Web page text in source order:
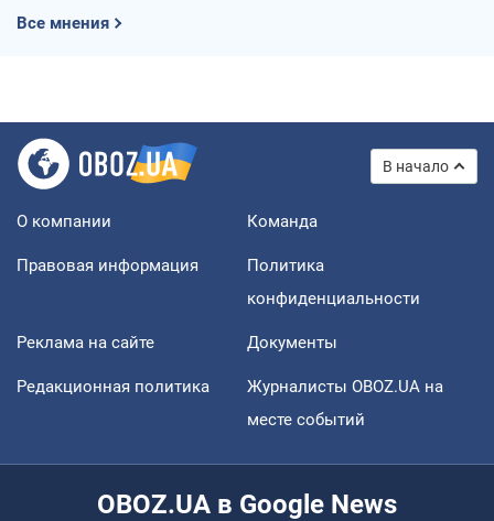
Все мнения
В начало
О компании Команда
Правовая информация
Политика
конфиденциальности
Реклама на сайте Документы
Редакционная политика
Журналисты OBOZ.UA на
месте событий
OBOZ.UA в Google News